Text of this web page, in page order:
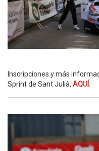
Inscripciones y más
Sprint de Sant Julià, AQUÍ.